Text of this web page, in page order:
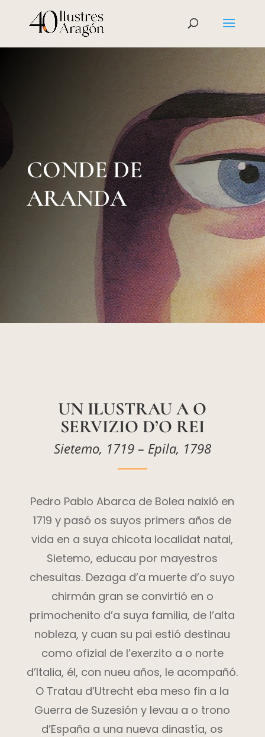
CONDE DE
ARANDA
UN ILUSTRAU A O
SERVIZIO D’O REI
Sietemo, 1719 – Epila, 1798
Pedro Pablo Abarca de Bolea naixió en
1719 y pasó os suyos primers años de
vida en a suya chicota localidat natal,
Sietemo, educau por mayestros
chesuitas. Dezaga d’a muerte d’o suyo
chirmán gran se convirtió en o
primochenito d’a suya familia, de l’alta
nobleza, y cuan su pai estió destinau
como ofizial de l’exerzito a o norte
d’Italia, él, con nueu años, le acompañó.
O Tratau d’Utrecht eba meso fin a la
Guerra de Suzesión y levau a o trono
d’España a una nueva dinastía, os